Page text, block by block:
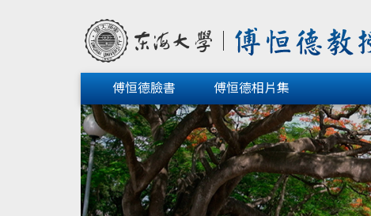
傅恒德臉書 傅恒德相片集